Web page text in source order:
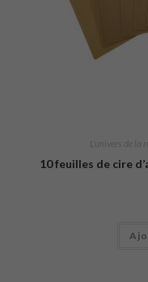
L'univers de la
10 feuilles de cire